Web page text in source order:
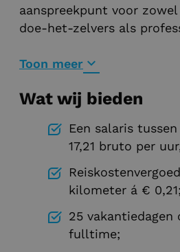
aanspreekpunt voor
doe-het-zelvers als
op maat, stel offertes op
Toon meer
Wat wij bieden
Een salaris
17,21 bruto per
kilometer á € 0,21;
25 vakantiedagen
fulltime;